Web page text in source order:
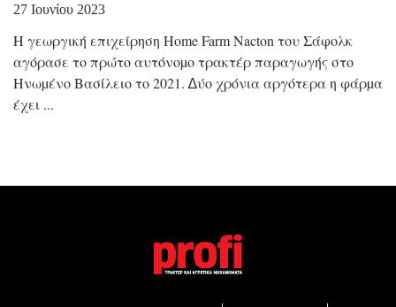
27 Ιουνίου 2023
Η γεωργική επιχείρηση Home Farm Nacton του Σάφολκ
αγόρασε το πρώτο αυτόνοµο τρακτέρ παραγωγής στο
Ηνωµένο Βασίλειο το 2021. ∆ύο χρόνια αργότερα η φάρµα
έχει